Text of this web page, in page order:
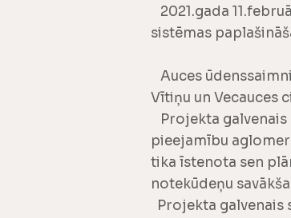
2021.gada
sistēmas
Auces
Vītiņu un Vecauces
Projekta
pieejamību
tika īstenota sen
notekūdeņu
Projekta galvenais